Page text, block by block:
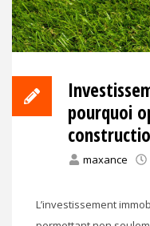
pourquoi
maxance
L’investissement